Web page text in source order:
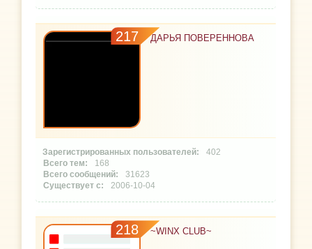
217 ДАРЬЯ ПОВЕРЕННОВА
402
168
31623
2006-10-04
218 ~WINX CLUB~